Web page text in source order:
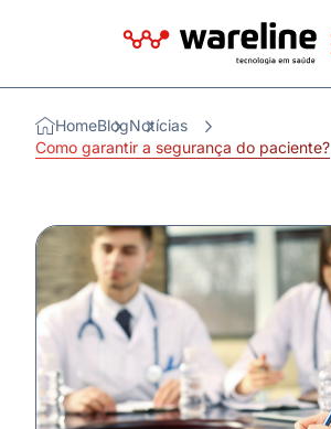
HomeBlogNotícias
Como garantir a segurança do paciente?